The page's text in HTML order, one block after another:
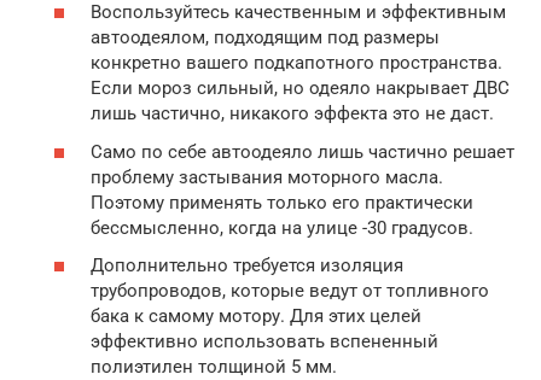
Воспользуйтесь качественным и эффективным
автоодеялом, подходящим под размеры
конкретно вашего подкапотного пространства.
Если мороз сильный, но одеяло накрывает ДВС
лишь частично, никакого эффекта это не даст.
Само по себе автоодеяло лишь частично решает
проблему застывания моторного масла.
Поэтому применять только его практически
бессмысленно, когда на улице -30 градусов.
Дополнительно требуется изоляция
трубопроводов, которые ведут от топливного
бака к самому мотору. Для этих целей
эффективно использовать вспененный
полиэтилен толщиной 5 мм.